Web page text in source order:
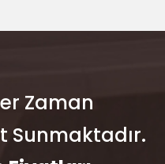
Zaman
Sunmaktadır.